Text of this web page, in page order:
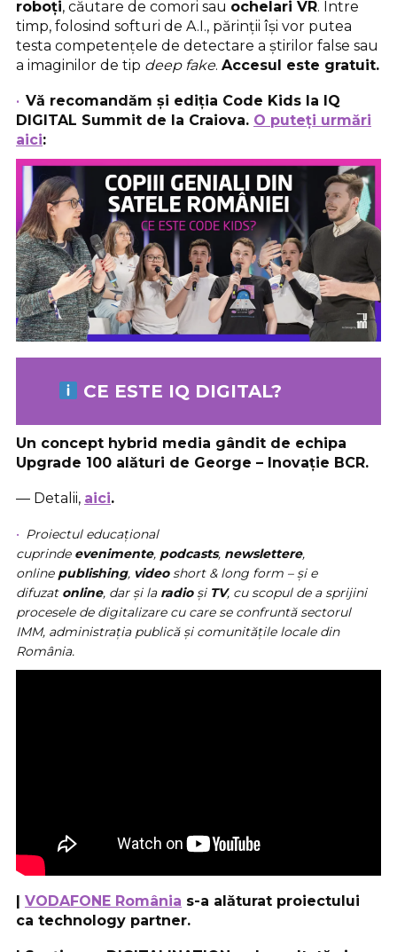
roboți, căutare de comori sau ochelari VR. Între
timp, folosind softuri de A.I., părinții își vor putea
testa competențele de detectare a știrilor false sau
a imaginilor de tip deep fake. Accesul este gratuit.
Vă recomandăm și ediția Code Kids la IQ
DIGITAL Summit de la Craiova. O puteți urmări
aici:
CE ESTE IQ DIGITAL?
Un concept hybrid media gândit de echipa
Upgrade 100 alături de George – Inovație BCR.
— Detalii, aici.
Proiectul educațional
cuprinde evenimente, podcasts, newslettere,
online publishing, videoshort & long form – și e
difuzat online, dar și la radioși TV, cu scopul de a sprijini
procesele de digitalizare cu care se confruntă sectorul
IMM, administrația publică și comunitățile locale din
România.
| VODAFONE România s-a alăturat proiectului
ca technology partner.